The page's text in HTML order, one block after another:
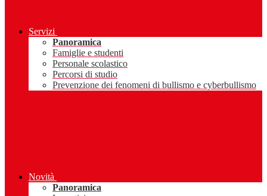
Servizi
Panoramica
Famiglie e studenti
Personale scolastico
Percorsi di studio
Prevenzione dei fenomeni di bullismo e cyberbullismo
Novità
Panoramica